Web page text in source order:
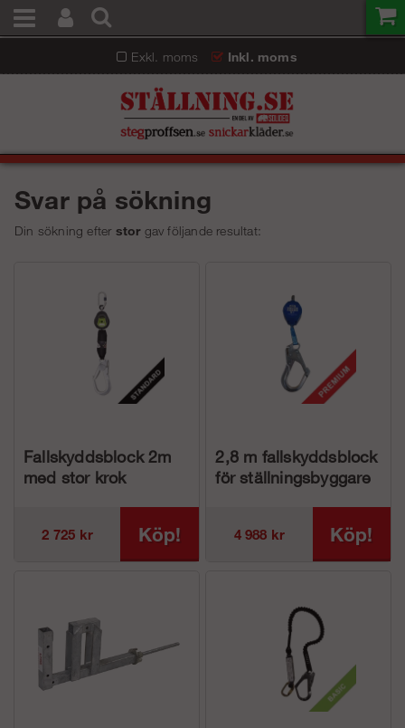
Exkl. moms Inkl. moms
Svar på sökning
Din sökning efter storgav följande resultat:
Fallskyddsblock 2m
med stor krok
2 725 kr Köp!
2,8 m fallskyddsblock
för ställningsbyggare
4 988 kr Köp!